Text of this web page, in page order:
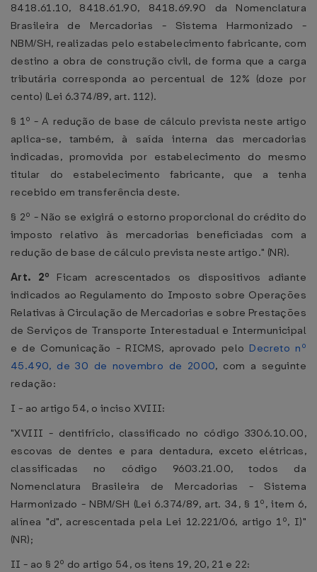
8418.61.10, 8418.61.90, 8418.69.90 da Nomenclatura
Brasileira de Mercadorias - Sistema Harmonizado -
NBM/SH, realizadas pelo estabelecimento fabricante, com
destino a obra de construção civil, de forma que a carga
tributária corresponda ao percentual de 12% (doze por
cento) (Lei 6.374/89, art. 112).
§ 1º - A redução de base de cálculo prevista neste artigo
aplica-se, também, à saída interna das mercadorias
indicadas, promovida por estabelecimento do mesmo
titular do estabelecimento fabricante, que a tenha
recebido em transferência deste.
§ 2º - Não se exigirá o estorno proporcional do crédito do
imposto relativo às mercadorias beneficiadas com a
redução de base de cálculo prevista neste artigo." (NR).
Art. 2º Ficam acrescentados os dispositivos adiante
indicados ao Regulamento do Imposto sobre Operações
Relativas à Circulação de Mercadorias e sobre Prestações
de Serviços de Transporte Interestadual e Intermunicipal
e de Comunicação - RICMS, aprovado pelo Decreto nº
45.490, de 30 de novembro de 2000, com a seguinte
redação:
I - ao artigo 54, o inciso XVIII:
"XVIII - dentifrício, classificado no código 3306.10.00,
escovas de dentes e para dentadura, exceto elétricas,
classificadas no código 9603.21.00, todos da
Nomenclatura Brasileira de Mercadorias - Sistema
Harmonizado - NBM/SH (Lei 6.374/89, art. 34, § 1º, item 6,
alínea "d", acrescentada pela Lei 12.221/06, artigo 1º, I)"
(NR);
II - ao § 2º do artigo 54, os itens 19, 20, 21 e 22: